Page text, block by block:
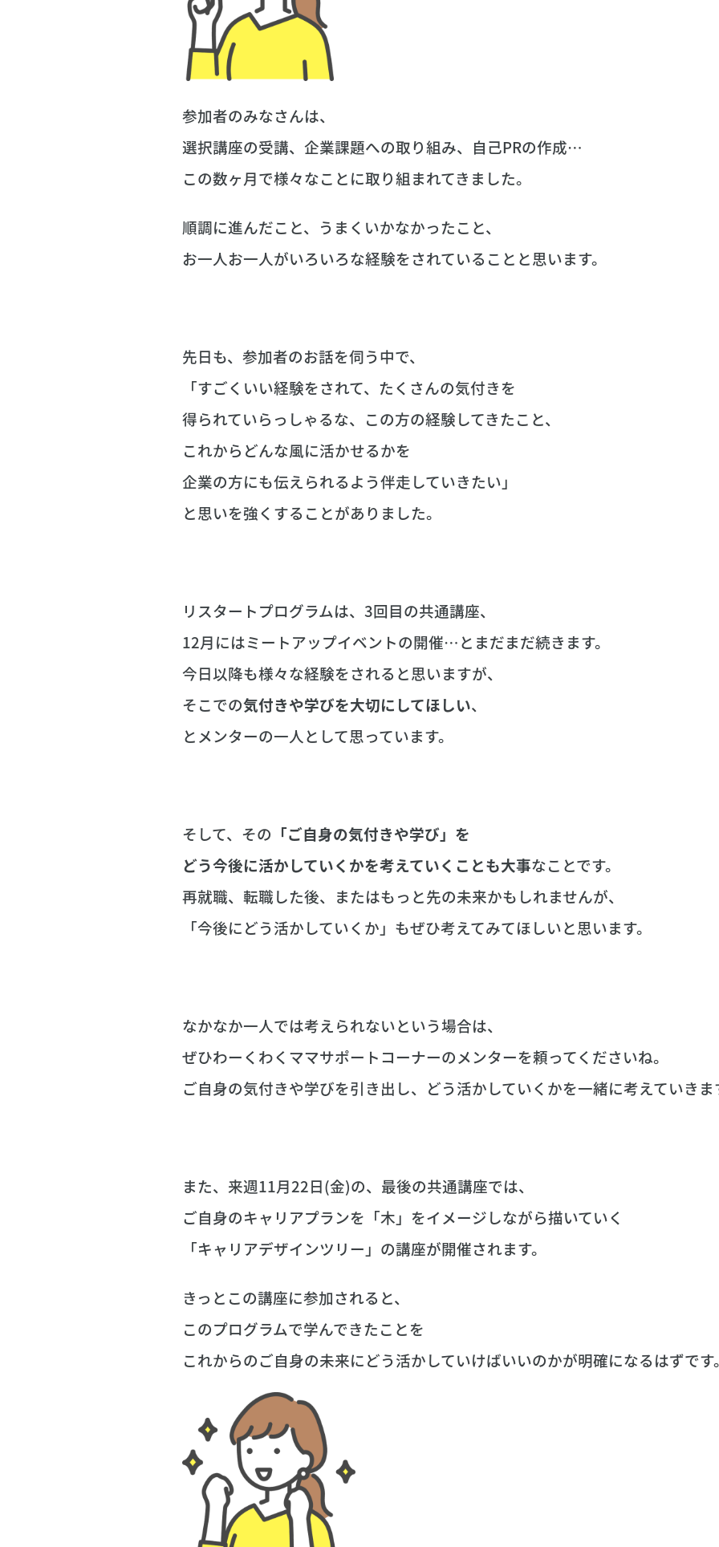
参加者のみなさんは、
選択講座の受講、企業課題への取り組み、自己PRの作成…
この数ヶ月で様々なことに取り組まれてきました。
順調に進んだこと、うまくいかなかったこと、
お一人お一人がいろいろな経験をされていることと思います。
先日も、参加者のお話を伺う中で、
「すごくいい経験をされて、たくさんの気付きを
得られていらっしゃるな、この方の経験してきたこと、
これからどんな風に活かせるかを
企業の方にも伝えられるよう伴走していきたい」
と思いを強くすることがありました。
リスタートプログラムは、3回目の共通講座、
12月にはミートアップイベントの開催…とまだまだ続きます。
今日以降も様々な経験をされると思いますが、
そこでの気付きや学びを大切にしてほしい、
とメンターの一人として思っています。
そして、その 「ご自身の気付きや学び」を
どう今後に活かしていくかを考えていくことも大事なことです。
再就職、転職した後、またはもっと先の未来かもしれませんが、
「今後にどう活かしていくか」もぜひ考えてみてほしいと思います。
なかなか一人では考えられないという場合は、
ぜひわーくわくママサポートコーナーのメンターを頼ってくださいね。
ご自身の気付きや学びを引き出し、どう活かしていくかを一緒に考えていきま
また、来週11月22日(金)の、最後の共通講座では、
ご自身のキャリアプランを「木」をイメージしながら描いていく
「キャリアデザインツリー」の講座が開催されます。
きっとこの講座に参加されると、
このプログラムで学んできたことを
これからのご自身の未来にどう活かしていけばいいのかが明確になるはずです